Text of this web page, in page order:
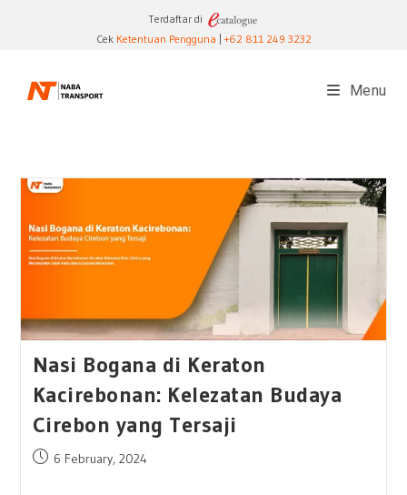
Terdaftar di
CekKetentuan Pengguna +62 811 249 3232
Menu
Nasi Bogana di Keraton
Kacirebonan: Kelezatan Budaya
Cirebon yang Tersaji
Post6 February, 2024